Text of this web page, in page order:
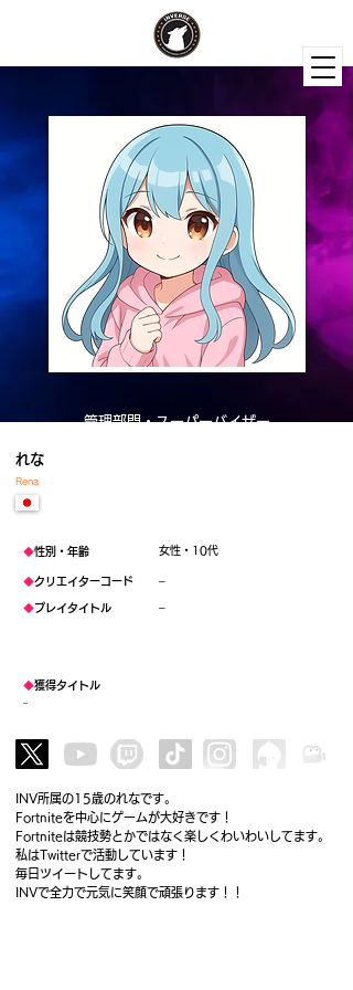
管理部門・スーパーバイザー
れな
Rena
◆性別・年齢
◆クリエイターコード
◆プレイタイトル
女性・10代
–
–
◆獲得タイトル
–
INV所属の15歳のれなです。
Fortniteを中心にゲームが大好きです！
Fortniteは競技勢とかではなく楽しくわいわいしてます。
私はTwitterで活動しています！
毎日ツイートしてます。
INVで全力で元気に笑顔で頑張ります！！